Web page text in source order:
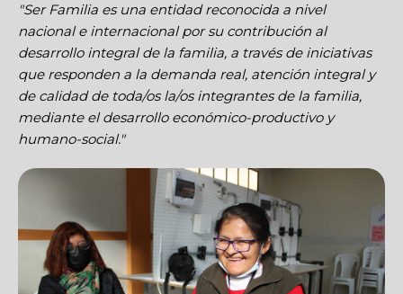
"Ser Familia es una entidad reconocida a nivel
nacional e internacional por su contribución al
desarrollo integral de la familia, a través de iniciativas
que responden a la demanda real, atención integral y
de calidad de toda/os la/os integrantes de la familia,
mediante el desarrollo económico-productivo y
humano-social."